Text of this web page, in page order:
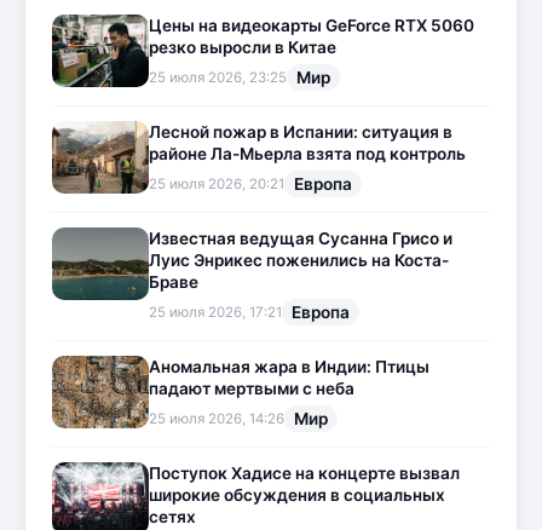
Цены на видеокарты GeForce RTX 5060
резко выросли в Китае
25 июля 2026, 23:25 Мир
Лесной пожар в Испании: ситуация в
районе Ла-Мьерла взята под контроль
25 июля 2026, 20:21 Европа
Известная ведущая Сусанна Грисо и
Луис Энрикес поженились на Коста-
Браве
25 июля 2026, 17:21 Европа
Аномальная жара в Индии: Птицы
падают мертвыми с неба
25 июля 2026, 14:26 Мир
Поступок Хадисе на концерте вызвал
широкие обсуждения в социальных
сетях